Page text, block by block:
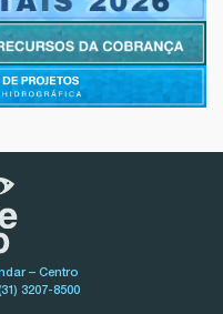
– Centro
3207-8500